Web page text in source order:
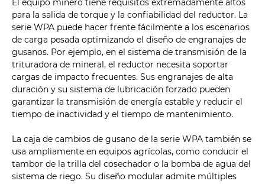
El equipo minero tiene requisitos extremadamente altos
para la salida de torque y la confiabilidad del reductor. La
serie WPA puede hacer frente fácilmente a los escenarios
de carga pesada optimizando el diseño de engranajes de
gusanos. Por ejemplo, en el sistema de transmisión de la
trituradora de mineral, el reductor necesita soportar
cargas de impacto frecuentes. Sus engranajes de alta
duración y su sistema de lubricación forzado pueden
garantizar la transmisión de energía estable y reducir el
tiempo de inactividad y el tiempo de mantenimiento.
La caja de cambios de gusano de la serie WPA también se
usa ampliamente en equipos agrícolas, como conducir el
tambor de la trilla del cosechador o la bomba de agua del
sistema de riego. Su diseño modular admite múltiples